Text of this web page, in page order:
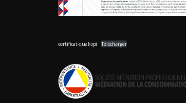
certificat-qualiopi Télécharger